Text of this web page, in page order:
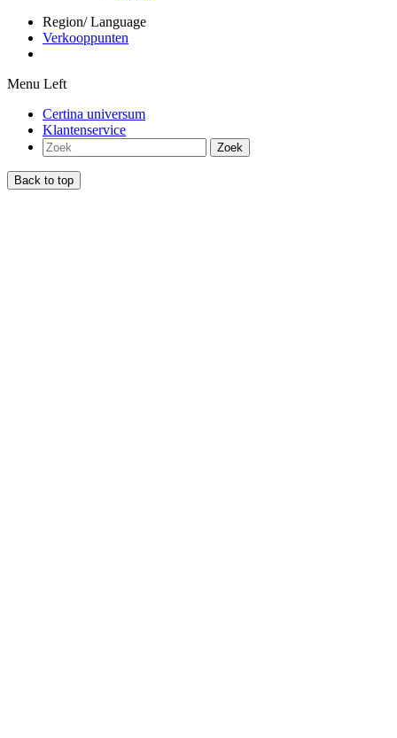
Region/ Language
Verkooppunten
Menu Left
Certina universum
Klantenservice
Zoek
Back to top